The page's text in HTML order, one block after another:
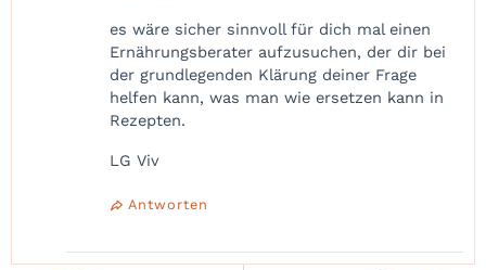
es wäre sicher sinnvoll für dich mal einen
Ernährungsberater aufzusuchen, der dir bei
der grundlegenden Klärung deiner Frage
helfen kann, was man wie ersetzen kann in
Rezepten.
LG Viv
Antworten